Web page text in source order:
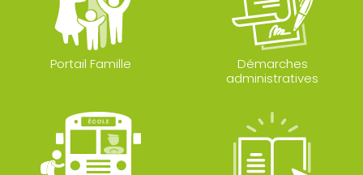
Portail Famille
Démarches
administratives